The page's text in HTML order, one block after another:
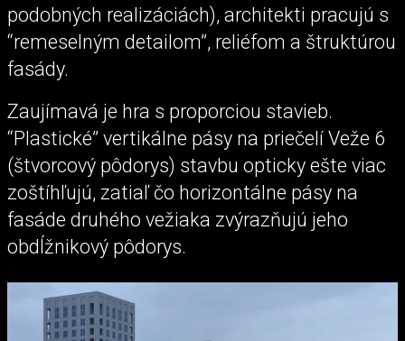
podobných realizáciách), architekti pracujú s
“remeselným detailom”, reliéfom a štruktúrou
fasády.
Zaujímavá je hra s proporciou stavieb.
“Plastické” vertikálne pásy na priečelí Veže 6
(štvorcový pôdorys) stavbu opticky ešte viac
zoštíhľujú, zatiaľ čo horizontálne pásy na
fasáde druhého vežiaka zvýrazňujú jeho
obdĺžnikový pôdorys.